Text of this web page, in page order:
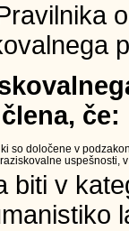
če:
so določene v
uspešnosti,
biti v